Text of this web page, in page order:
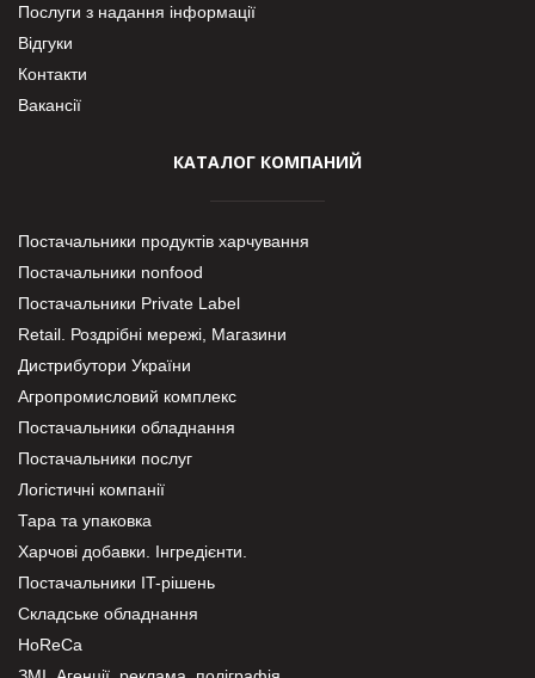
Послуги з надання інформації
Відгуки
Контакти
Вакансії
КАТАЛОГ КОМПАНИЙ
Постачальники продуктів харчування
Постачальники nonfood
Постачальники Private Label
Retail. Роздрібні мережі, Магазини
Дистрибутори України
Агропромисловий комплекс
Постачальники обладнання
Постачальники послуг
Логістичні компанії
Тара та упаковка
Харчові добавки. Інгредієнти.
Постачальники IT-рішень
Складське обладнання
HoReCa